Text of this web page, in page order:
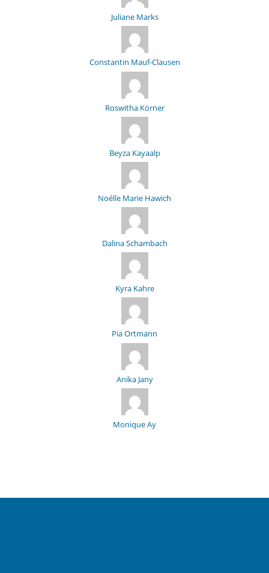
Juliane Marks
Constantin Mauf-Clausen
Roswitha Körner
Beyza Kayaalp
Noélle Marie Hawich
Dalina Schambach
Kyra Kahre
Pia Ortmann
Anika Jany
Monique Ay